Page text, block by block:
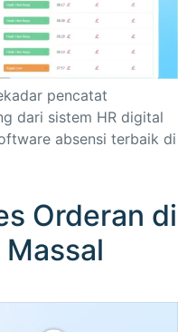
pencatat
dari sistem HR digital
absensi terbaik di
Orderan di